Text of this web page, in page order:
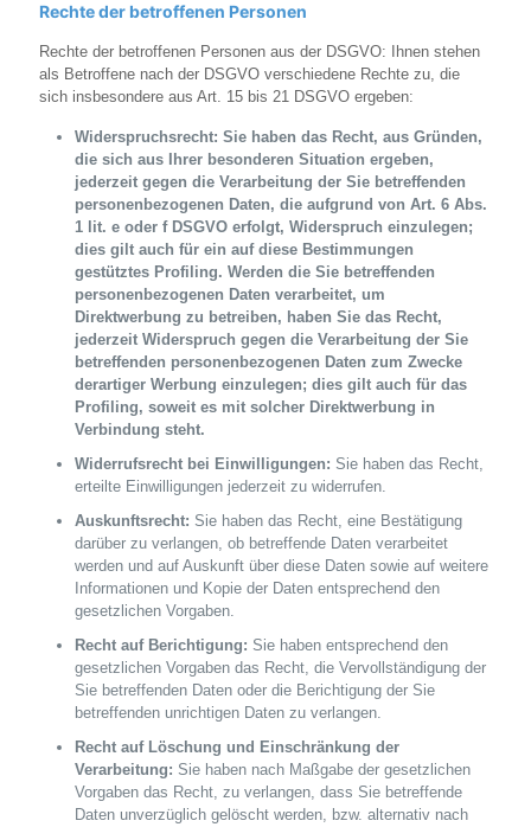
Rechte der betroffenen Personen
Rechte der betroffenen Personen aus der DSGVO: Ihnen stehen
als Betroffene nach der DSGVO verschiedene Rechte zu, die
sich insbesondere aus Art. 15 bis 21 DSGVO ergeben:
Widerspruchsrecht: Sie haben das Recht, aus Gründen,
die sich aus Ihrer besonderen Situation ergeben,
jederzeit gegen die Verarbeitung der Sie betreffenden
personenbezogenen Daten, die aufgrund von Art. 6 Abs.
1 lit. e oder f DSGVO erfolgt, Widerspruch einzulegen;
dies gilt auch für ein auf diese Bestimmungen
gestütztes Profiling. Werden die Sie betreffenden
personenbezogenen Daten verarbeitet, um
Direktwerbung zu betreiben, haben Sie das Recht,
jederzeit Widerspruch gegen die Verarbeitung der Sie
betreffenden personenbezogenen Daten zum Zwecke
derartiger Werbung einzulegen; dies gilt auch für das
Profiling, soweit es mit solcher Direktwerbung in
Verbindung steht.
Widerrufsrecht bei Einwilligungen: Sie haben das Recht,
erteilte Einwilligungen jederzeit zu widerrufen.
Auskunftsrecht: Sie haben das Recht, eine Bestätigung
darüber zu verlangen, ob betreffende Daten verarbeitet
werden und auf Auskunft über diese Daten sowie auf weitere
Informationen und Kopie der Daten entsprechend den
gesetzlichen Vorgaben.
Recht auf Berichtigung: Sie haben entsprechend den
gesetzlichen Vorgaben das Recht, die Vervollständigung der
Sie betreffenden Daten oder die Berichtigung der Sie
betreffenden unrichtigen Daten zu verlangen.
Recht auf Löschung und Einschränkung der
Verarbeitung: Sie haben nach Maßgabe der gesetzlichen
Vorgaben das Recht, zu verlangen, dass Sie betreffende
Daten unverzüglich gelöscht werden, bzw. alternativ nach